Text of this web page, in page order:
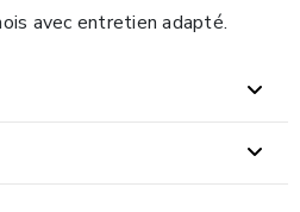
avec entretien adapté.